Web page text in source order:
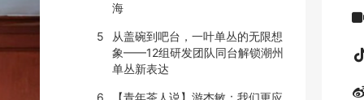
海
5
从盖碗到吧台，一叶单丛的无限想
象——12组研发团队同台解锁潮州
单丛新表达
6
【青年茶人说】游杰敏：我们更应